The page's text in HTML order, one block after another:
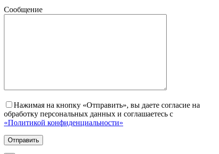
Сообщение
Нажимая на кнопку «Отправить», вы даете согласие на
обработку персональных данных и соглашаетесь с
«Политикой конфиденциальности»